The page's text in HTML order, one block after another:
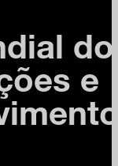
do
e